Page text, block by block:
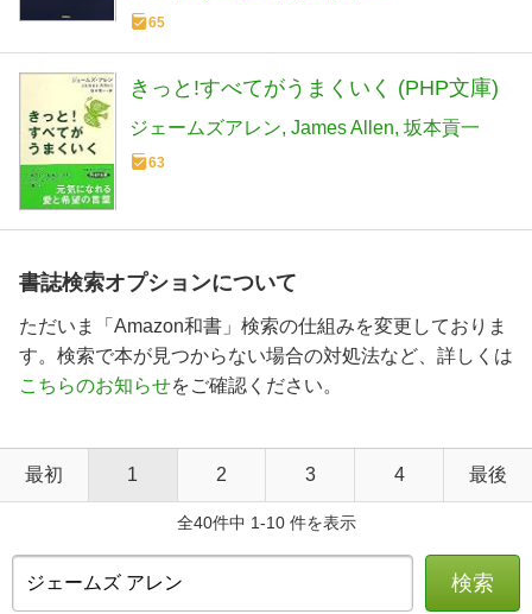
65
きっと!すべてがうまくいく (PHP文庫)
ジェームズアレン James Allen 坂本貢一
63
書誌検索オプションについて
ただいま「Amazon和書」検索の仕組みを変更しておりま
す。検索で本が見つからない場合の対処法など、詳しくは
こちらのお知らせをご確認ください。
最初 1 2 3 4 最後
全40件中 1-10 件を表示
検索